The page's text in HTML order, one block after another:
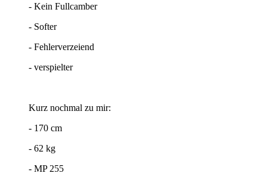
- Kein Fullcamber
- Softer
- Fehlerverzeiend
- verspielter
Kurz nochmal zu mir:
- 170 cm
- 62 kg
- MP 255